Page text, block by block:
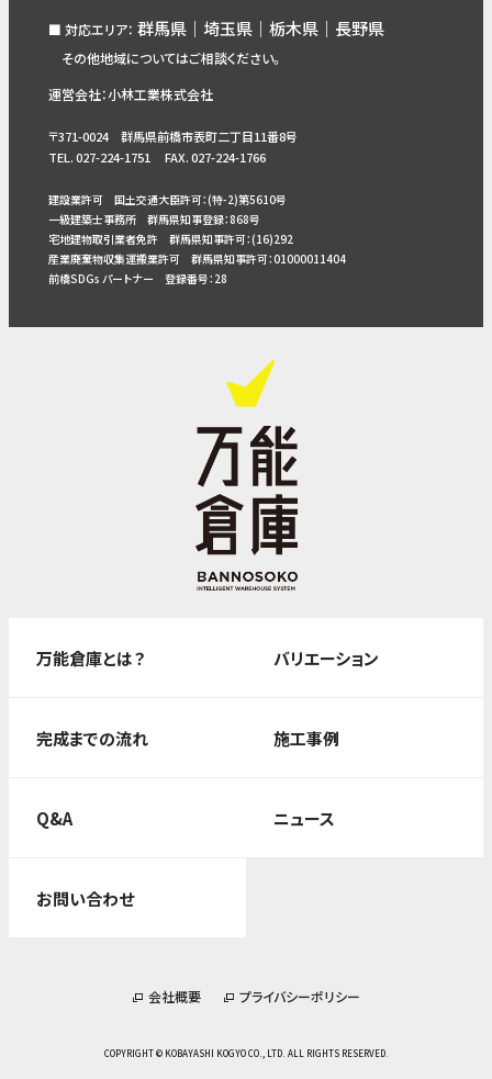
■ 対応エリア： 群馬県｜埼玉県｜栃木県｜長野県
その他地域についてはご相談ください。
運営会社：小林工業株式会社
〒371-0024 群馬県前橋市表町二丁目11番8号
TEL. 027-224-1751 FAX. 027-224-1766
建設業許可 国土交通大臣許可：(特-2)第5610号
一級建築士事務所 群馬県知事登録：868号
宅地建物取引業者免許 群馬県知事許可：(16)292
産業廃棄物収集運搬業許可 群馬県知事許可：01000011404
前橋SDGs パートナー 登録番号：28
万能倉庫とは？ バリエーション
完成までの流れ 施工事例
Q&A ニュース
お問い合わせ
会社概要 プライバシーポリシー
COPYRIGHT © KOBAYASHI KOGYO CO., LTD. ALL RIGHTS RESERVED.